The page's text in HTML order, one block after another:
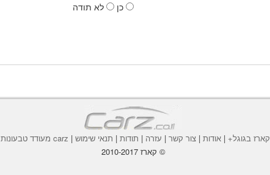
כן
לא תודה
קארז בגוגל+ | אודות | צור קשר | עזרה | תודות | תנאי שימוש | carz מעודד טבעונות
© קארז 2010-2017